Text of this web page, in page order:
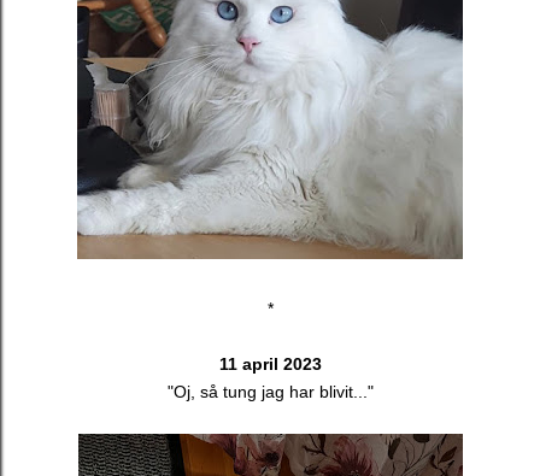
*
11 april 2023
"Oj, så tung jag har blivit..."